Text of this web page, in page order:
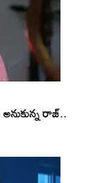
రాజ్..